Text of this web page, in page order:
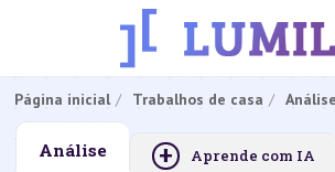
Página inicial Trabalhos de casa Análise
Análise + Aprende com IA